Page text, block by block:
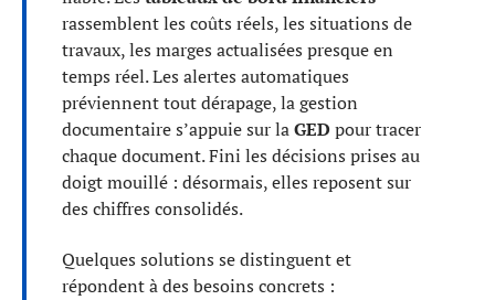
rassemblent les coûts réels, les situations de
travaux, les marges actualisées presque en
temps réel. Les alertes automatiques
préviennent tout dérapage, la gestion
documentaire s’appuie sur laGEDpour tracer
chaque document. Fini les décisions prises au
doigt mouillé : désormais, elles reposent sur
des chiffres consolidés.
Quelques solutions se distinguent et
répondent à des besoins concrets :